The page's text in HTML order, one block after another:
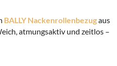
BALLY Nackenrollenbezugaus
atmungsaktiv und zeitlos –